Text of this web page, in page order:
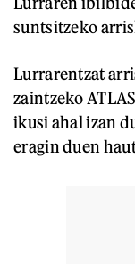
suntsitzeko
Lurrarentzat
zaintzeko
ikusi ahal izan
eragin duen